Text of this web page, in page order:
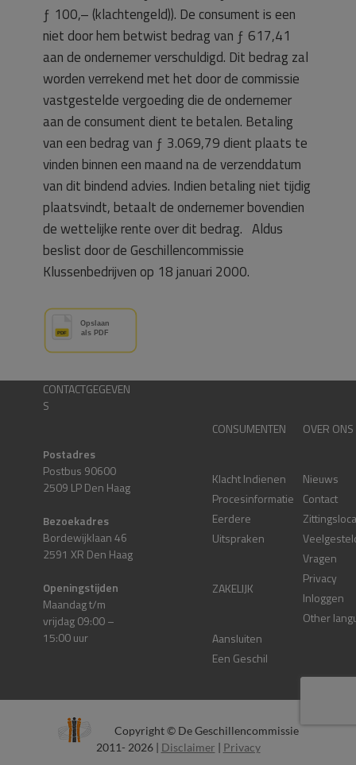
ƒ 100,– (klachtengeld)). De consument is een
niet door hem betwist bedrag van ƒ 617,41
aan de ondernemer verschuldigd. Dit bedrag zal
worden verrekend met het door de commissie
vastgestelde vergoeding die de ondernemer
aan de consument dient te betalen. Betaling
van een bedrag van ƒ 3.069,79 dient plaats te
vinden binnen een maand na de verzenddatum
van dit bindend advies. Indien betaling niet tijdig
plaatsvindt, betaalt de ondernemer bovendien
de wettelijke rente over dit bedrag. Aldus
beslist door de Geschillencommissie
Klussenbedrijven op 18 januari 2000.
CONTACTGEGEVEN
S
Postadres
Postbus 90600
2509 LP Den Haag
Bezoekadres
Bordewijklaan 46
2591 XR Den Haag
Openingstijden
Maandag t/m
vrijdag 09:00 –
15:00 uur
CONSUMENTEN
Klacht Indienen
Procesinformatie
Eerdere
Uitspraken
ZAKELIJK
Aansluiten
Een Geschil
OVER ONS
Nieuws
Contact
Vragen
Privacy
Inloggen
Other
Copyright © De Geschillencommissie
2011- 2026 | Disclaimer | Privacy